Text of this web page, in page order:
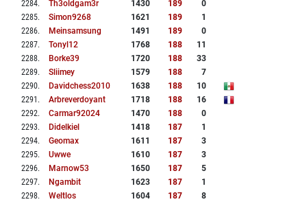
2284. Th3oldgam3r 1430 189
0
2285. Simon9268 1621 189
1
2286. Meinsamsung 1491 189
0
2287. Tonyl12 1768 188
11
2288. Borke39 1720 188
33
2289. Sliimey 1579 188
7
2290. Davidchess2010 1638 188
10
2291 . Arbreverdoyant 1718 188
16
2292. Carmar92024 1470 188
0
2293. Didelkiel 1418 187
1
2294. Geomax 1611 187
3
2295. Uwwe 1610 187
3
2296. Marnow53 1650 187
5
2297. Ngambit 1623 187
1
2298. Weltlos 1604 187
8